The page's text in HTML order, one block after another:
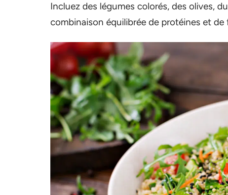
Incluez des légumes colorés, des olives,
combinaison équilibrée de protéines et de